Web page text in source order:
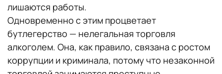
лишаются работы.
Одновременно с этим процветает
бутлегерство — нелегальная торговля
алкоголем. Она, как правило, связана с ростом
коррупции и криминала, потому что незаконной